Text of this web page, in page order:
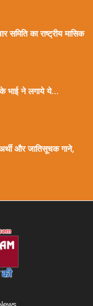
समिति का राष्ट्रीय मासिक
के भाई ने लगाये ये...
और जातिसूचक गाने,